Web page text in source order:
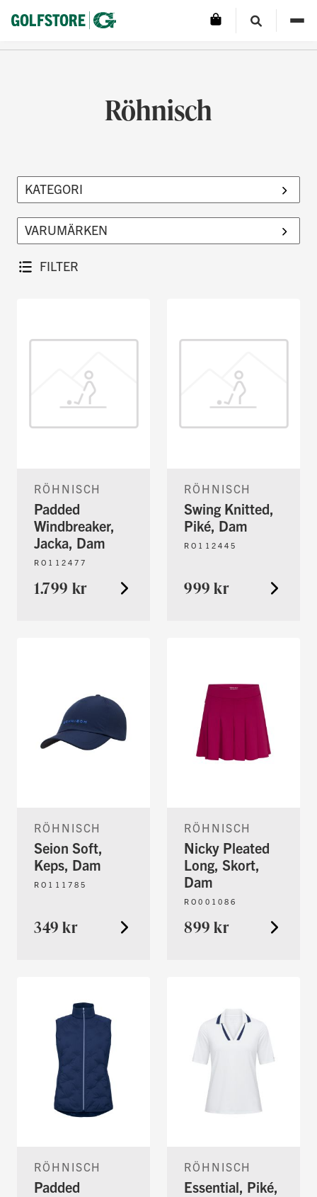
Röhnisch
FILTER
RÖHNISCH
Padded
Windbreaker,
Jacka, Dam
RO112477
1.799 kr
RÖHNISCH
Swing Knitted,
Piké, Dam
RO112445
999 kr
RÖHNISCH
Seion Soft,
Keps, Dam
RO111785
349 kr
RÖHNISCH
Nicky Pleated
Long, Skort,
Dam
RO001086
899 kr
RÖHNISCH
Padded
RÖHNISCH
Essential, Piké,